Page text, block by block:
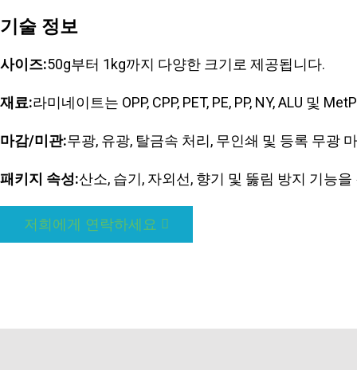
기술 정보
사이즈:50g부터 1kg까지 다양한 크기로 제공됩니다.
재료:라미네이트는 OPP, CPP, PET, PE, PP, NY, ALU 및
마감/미관:무광, 유광, 탈금속 처리, 무인쇄 및 등록 무광
패키지 속성:산소, 습기, 자외선, 향기 및 뚫림 방지 기능
저희에게 연락하세요